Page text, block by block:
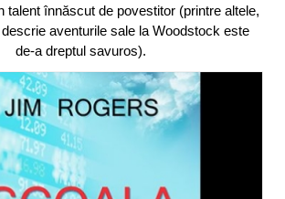
talent înnăscut de povestitor (printre altele,
aventurile sale la Woodstock este
de-a dreptul savuros).